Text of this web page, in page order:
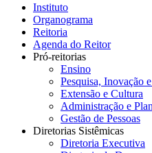
Instituto
Organograma
Reitoria
Agenda do Reitor
Pró-reitorias
Ensino
Pesquisa, Inovação
Extensão e Cultura
Administração e
Gestão de Pessoas
Diretorias Sistêmicas
Diretoria Executiva